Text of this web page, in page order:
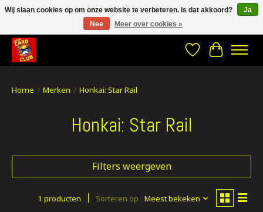
CRACH CARD CLUB , The best place to Geek out!
Verlanglijst
Home / Merken / Honkai: Star Rail
Honkai: Star Rail
Filters weergeven
1 producten Sorteren op Meest bekeken
Wij slaan cookies op om onze website te verbeteren. Is dat akkoord?
Ja
Nee
Meer over cookies »